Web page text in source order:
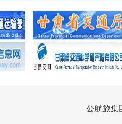
公航旅集